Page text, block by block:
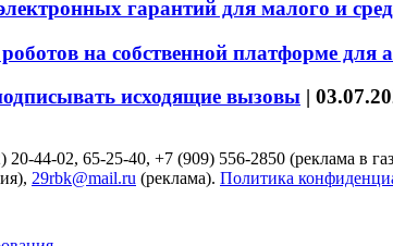
гарантий для малого и
на собственной платформе для
исходящие вызовы |
44-02, 65-25-40, +7 (909) 556-2850 (реклама в
29rbk@mail.ru (реклама). Политика